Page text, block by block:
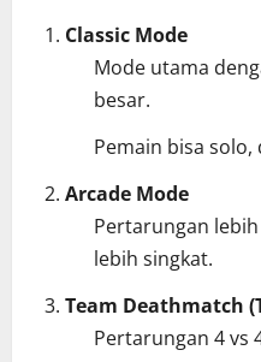
Classic Mode
Mode utama
besar.
Pemain bisa
Arcade Mode
Pertarungan
lebih singkat.
Team Deathmatch
Pertarungan 4 vs